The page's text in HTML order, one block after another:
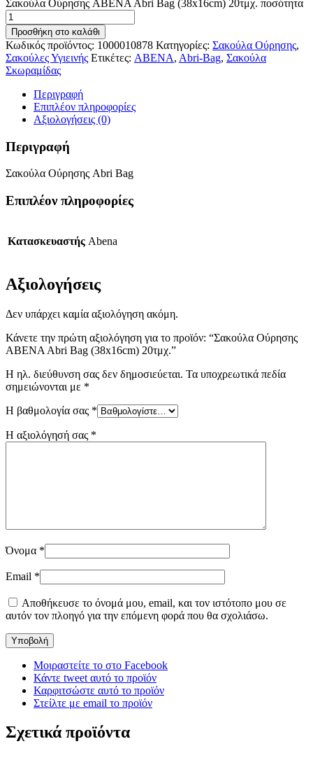
Σακούλα Ούρησης ABENA Abri Bag (38x16cm) 20τμχ. ποσότητα
Προσθήκη στο καλάθι
Κωδικός προϊόντος: 1000010878 Κατηγορίες: Σακούλα Ούρησης,
Σακούλες Υγιεινής Ετικέτες: ABENA, Abri-Bag, Σακούλα
Σκωραμίδας
Περιγραφή
Επιπλέον πληροφορίες
Αξιολογήσεις (0)
Περιγραφή
Σακούλα Ούρησης Abri Bag
Επιπλέον πληροφορίες
Κατασκευαστής Abena
Αξιολογήσεις
Δεν υπάρχει καμία αξιολόγηση ακόμη.
Κάνετε την πρώτη αξιολόγηση για το προϊόν: “Σακούλα Ούρησης
ABENA Abri Bag (38x16cm) 20τμχ.”
Η ηλ. διεύθυνση σας δεν δημοσιεύεται. Τα υποχρεωτικά πεδία
σημειώνονται με *
Η βαθμολογία σας *
Η αξιολόγησή σας *
Όνομα *
Email *
Αποθήκευσε το όνομά μου, email, και τον ιστότοπο μου σε
αυτόν τον πλοηγό για την επόμενη φορά που θα σχολιάσω.
Μοιραστείτε το στο Facebook
Κάντε tweet αυτό το προϊόν
Καρφιτσώστε αυτό το προϊόν
Στείλτε με email το προϊόν
Σχετικά προϊόντα